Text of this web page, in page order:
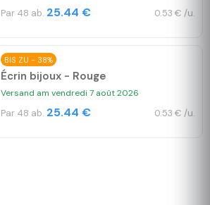
Par 48 ab. 25.44 € 0.53 € /u.
BIS ZU - 38%
Écrin bijoux - Rouge
Versand am vendredi 7 août 2026
Par 48 ab. 25.44 € 0.53 € /u.